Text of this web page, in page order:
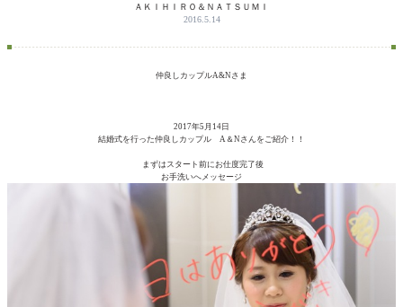
ＡＫＩＨＩＲＯ＆ＮＡＴＳＵＭＩ
2016.5.14
仲良しカップルA&Nさま
2017年5月14日
結婚式を行った仲良しカップル A＆Nさんをご紹介！！
まずはスタート前にお仕度完了後
お手洗いへメッセージ